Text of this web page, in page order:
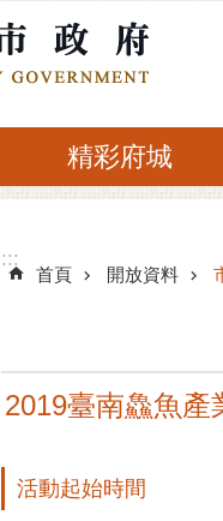
精彩府城
:::
首頁 開放資料
2019臺南鱻魚產
活動起始時間